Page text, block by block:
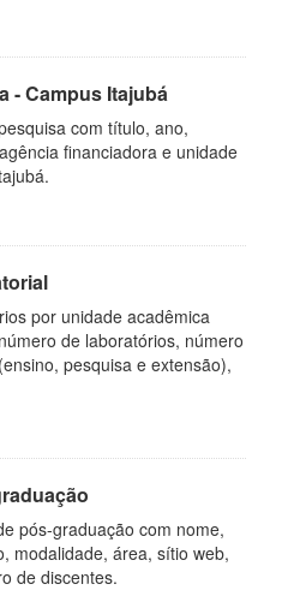
- Campus Itajubá
com título, ano,
financiadora e unidade
por unidade acadêmica
de laboratórios, número
pesquisa e extensão),
pós-graduação com nome,
modalidade, área, sítio web,
de discentes.